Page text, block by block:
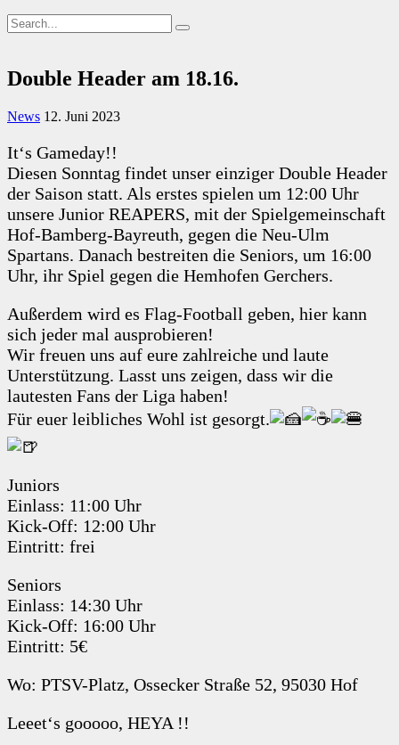
Double Header am 18.16.
News 12. Juni 2023
It‘s Gameday!!
Diesen Sonntag findet unser einziger Double Header
der Saison statt. Als erstes spielen um 12:00 Uhr
unsere Junior REAPERS, mit der Spielgemeinschaft
Hof-Bamberg-Bayreuth, gegen die Neu-Ulm
Spartans. Danach bestreiten die Seniors, um 16:00
Uhr, ihr Spiel gegen die Hemhofen Gerchers.
Außerdem wird es Flag-Football geben, hier kann
sich jeder mal ausprobieren!
Wir freuen uns auf eure zahlreiche und laute
Unterstützung. Lasst uns zeigen, dass wir die
lautesten Fans der Liga haben!
Für euer leibliches Wohl ist gesorgt.
Juniors
Einlass: 11:00 Uhr
Kick-Off: 12:00 Uhr
Eintritt: frei
Seniors
Einlass: 14:30 Uhr
Kick-Off: 16:00 Uhr
Eintritt: 5€
Wo: PTSV-Platz, Ossecker Straße 52, 95030 Hof
Leeet‘s gooooo, HEYA !!